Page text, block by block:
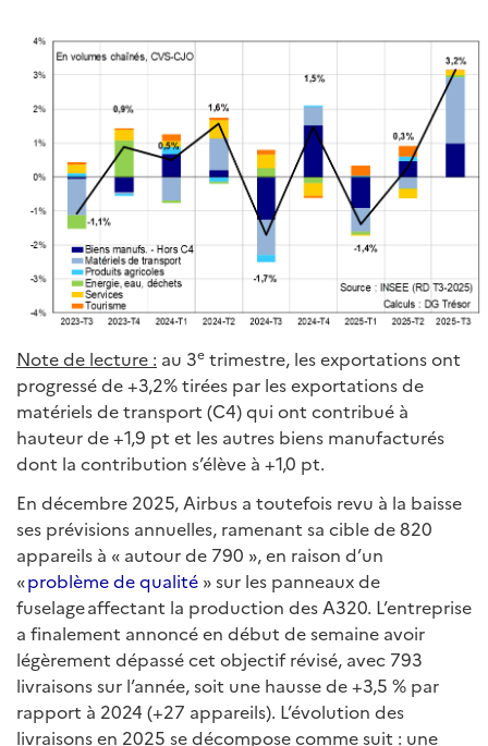
Note de lecture : au 3e trimestre, les exportations ont
progressé de +3,2% tirées par les exportations de
matériels de transport (C4) qui ont contribué à
hauteur de +1,9 pt et les autres biens manufacturés
dont la contribution s’élève à +1,0 pt.
En décembre 2025, Airbus a toutefois revu à la baisse
ses prévisions annuelles, ramenant sa cible de 820
appareils à « autour de 790 », en raison d’un
«problème de qualité » sur les panneaux de
fuselage affectant la production des A320. L’entreprise
a finalement annoncé en début de semaine avoir
légèrement dépassé cet objectif révisé, avec 793
livraisons sur l’année, soit une hausse de +3,5 % par
rapport à 2024 (+27 appareils). L’évolution des
livraisons en 2025 se décompose comme suit : une